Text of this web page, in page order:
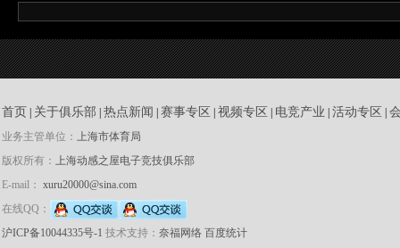
首页 关于俱乐部 热点新闻 赛事专区 视频专区 电竞产业 活动专区
业务主管单位： 上海市体育局
版权所有： 上海动感之屋电子竞技俱乐部
E-mail： xuru20000@sina.com
在线QQ：
沪ICP备10044335号-1 技术支持： 奈福网络 百度统计